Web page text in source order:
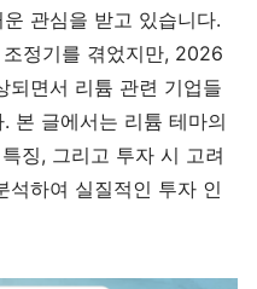
관심을 받고 있습니다.
정기를 겪었지만, 2026
되면서 리튬 관련 기업들
본 글에서는 리튬 테마의
징, 그리고 투자 시 고려
석하여 실질적인 투자 인